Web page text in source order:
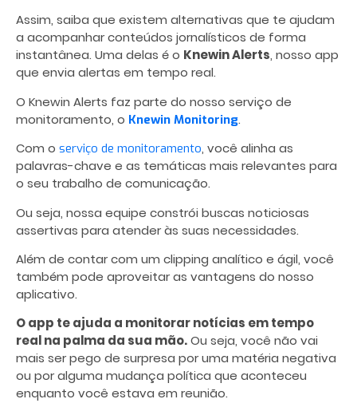
Assim, saiba que existem alternativas que te ajudam
a acompanhar conteúdos jornalísticos de forma
instantânea. Uma delas é o Knewin Alerts, nosso app
que envia alertas em tempo real.
O Knewin Alerts faz parte do nosso serviço de
monitoramento, o Knewin Monitoring.
Com o serviço de monitoramento, você alinha as
palavras-chave e as temáticas mais relevantes para
o seu trabalho de comunicação.
Ou seja, nossa equipe constrói buscas noticiosas
assertivas para atender às suas necessidades.
Além de contar com um clipping analítico e ágil, você
também pode aproveitar as vantagens do nosso
aplicativo.
O app te ajuda a monitorar notícias em tempo
real na palma da sua mão.Ou seja, você não vai
mais ser pego de surpresa por uma matéria negativa
ou por alguma mudança política que aconteceu
enquanto você estava em reunião.